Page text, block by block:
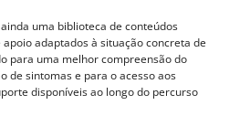
uma biblioteca de conteúdos
adaptados à situação concreta de
para uma melhor compreensão do
de sintomas e para o acesso aos
disponíveis ao longo do percurso